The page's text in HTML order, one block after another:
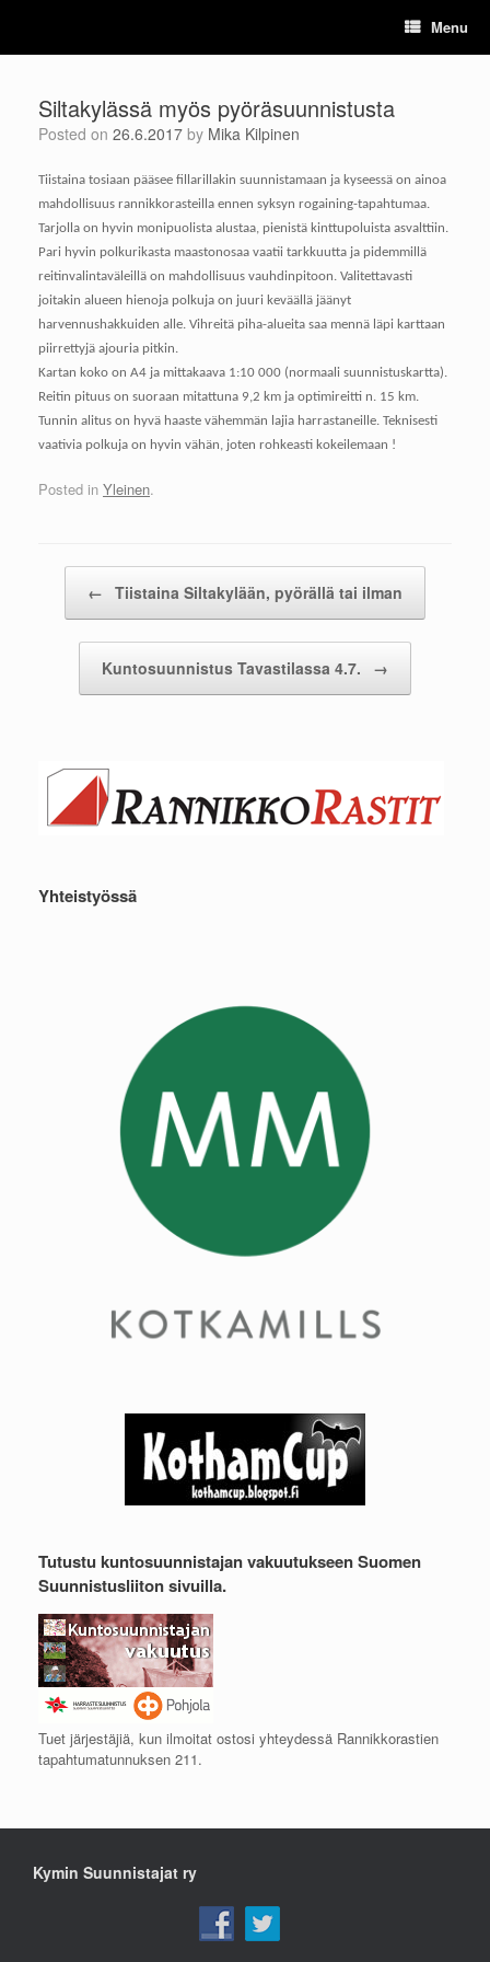
content
Menu
Siltakylässä myös pyöräsuunnistusta
Posted on 26.6.2017 by Mika Kilpinen
Tiistaina tosiaan pääsee fillarillakin suunnistamaan ja kyseessä on ainoa
mahdollisuus rannikkorasteilla ennen syksyn rogaining-tapahtumaa.
Tarjolla on hyvin monipuolista alustaa, pienistä kinttupoluista asvalttiin.
Pari hyvin polkurikasta maastonosaa vaatii tarkkuutta ja pidemmillä
reitinvalintaväleillä on mahdollisuus vauhdinpitoon. Valitettavasti
joitakin alueen hienoja polkuja on juuri keväällä jäänyt
harvennushakkuiden alle. Vihreitä piha-alueita saa mennä läpi karttaan
piirrettyjä ajouria pitkin.
Kartan koko on A4 ja mittakaava 1:10 000 (normaali suunnistuskartta).
Reitin pituus on suoraan mitattuna 9,2 km ja optimireitti n. 15 km.
Tunnin alitus on hyvä haaste vähemmän lajia harrastaneille. Teknisesti
vaativia polkuja on hyvin vähän, joten rohkeasti kokeilemaan !
Posted in Yleinen.
← Tiistaina Siltakylään, pyörällä tai ilman
Kuntosuunnistus Tavastilassa 4.7. →
Yhteistyössä
Tutustu kuntosuunnistajan vakuutukseen Suomen
Suunnistusliiton sivuilla.
Tuet järjestäjiä, kun ilmoitat ostosi yhteydessä Rannikkorastien
tapahtumatunnuksen 211.
Kymin Suunnistajat ry